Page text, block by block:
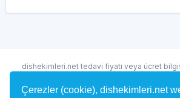
Çerezler (cookie), dishekimleri.net
dishekimleri.net tedavi fiyatı veya ücret